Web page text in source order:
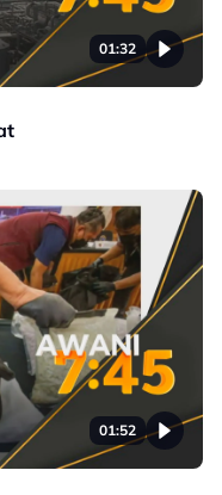
01:32
01:52